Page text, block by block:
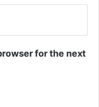
for the next